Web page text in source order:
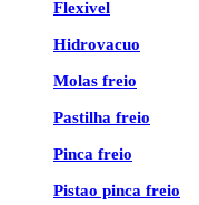
Flexivel
Hidrovacuo
Molas freio
Pastilha freio
Pinca freio
Pistao pinca freio